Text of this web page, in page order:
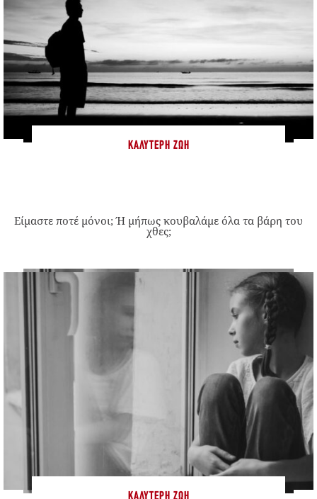
ΚΑΛΎΤΕΡΗ ΖΩΉ
Είμαστε ποτέ μόνοι; Ή μήπως κουβαλάμε όλα τα βάρη του
χθες;
ΚΑΛΎΤΕΡΗ ΖΩΉ